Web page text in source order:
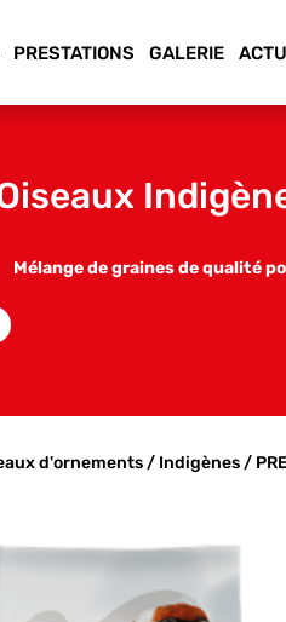
PRESTATIONS GALERIE
Oiseaux
Mélange de graines de qualité
d'ornements/ Indigènes/